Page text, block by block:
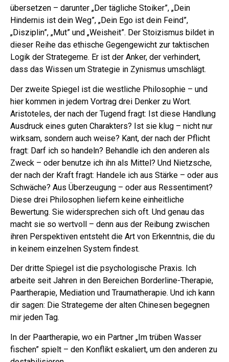
übersetzen – darunter „Der tägliche Stoiker”, „Dein
Hindernis ist dein Weg”, „Dein Ego ist dein Feind”,
„Disziplin”, „Mut” und „Weisheit”. Der Stoizismus bildet in
dieser Reihe das ethische Gegengewicht zur taktischen
Logik der Strategeme. Er ist der Anker, der verhindert,
dass das Wissen um Strategie in Zynismus umschlägt.
Der zweite Spiegel ist die westliche Philosophie – und
hier kommen in jedem Vortrag drei Denker zu Wort.
Aristoteles, der nach der Tugend fragt: Ist diese Handlung
Ausdruck eines guten Charakters? Ist sie klug – nicht nur
wirksam, sondern auch weise? Kant, der nach der Pflicht
fragt: Darf ich so handeln? Behandle ich den anderen als
Zweck – oder benutze ich ihn als Mittel? Und Nietzsche,
der nach der Kraft fragt: Handele ich aus Stärke – oder aus
Schwäche? Aus Überzeugung – oder aus Ressentiment?
Diese drei Philosophen liefern keine einheitliche
Bewertung. Sie widersprechen sich oft. Und genau das
macht sie so wertvoll – denn aus der Reibung zwischen
ihren Perspektiven entsteht die Art von Erkenntnis, die du
in keinem einzelnen System findest.
Der dritte Spiegel ist die psychologische Praxis. Ich
arbeite seit Jahren in den Bereichen Borderline-Therapie,
Paartherapie, Mediation und Traumatherapie. Und ich kann
dir sagen: Die Strategeme der alten Chinesen begegnen
mir jeden Tag.
In der Paartherapie, wo ein Partner „Im trüben Wasser
fischen” spielt – den Konflikt eskaliert, um den anderen zu